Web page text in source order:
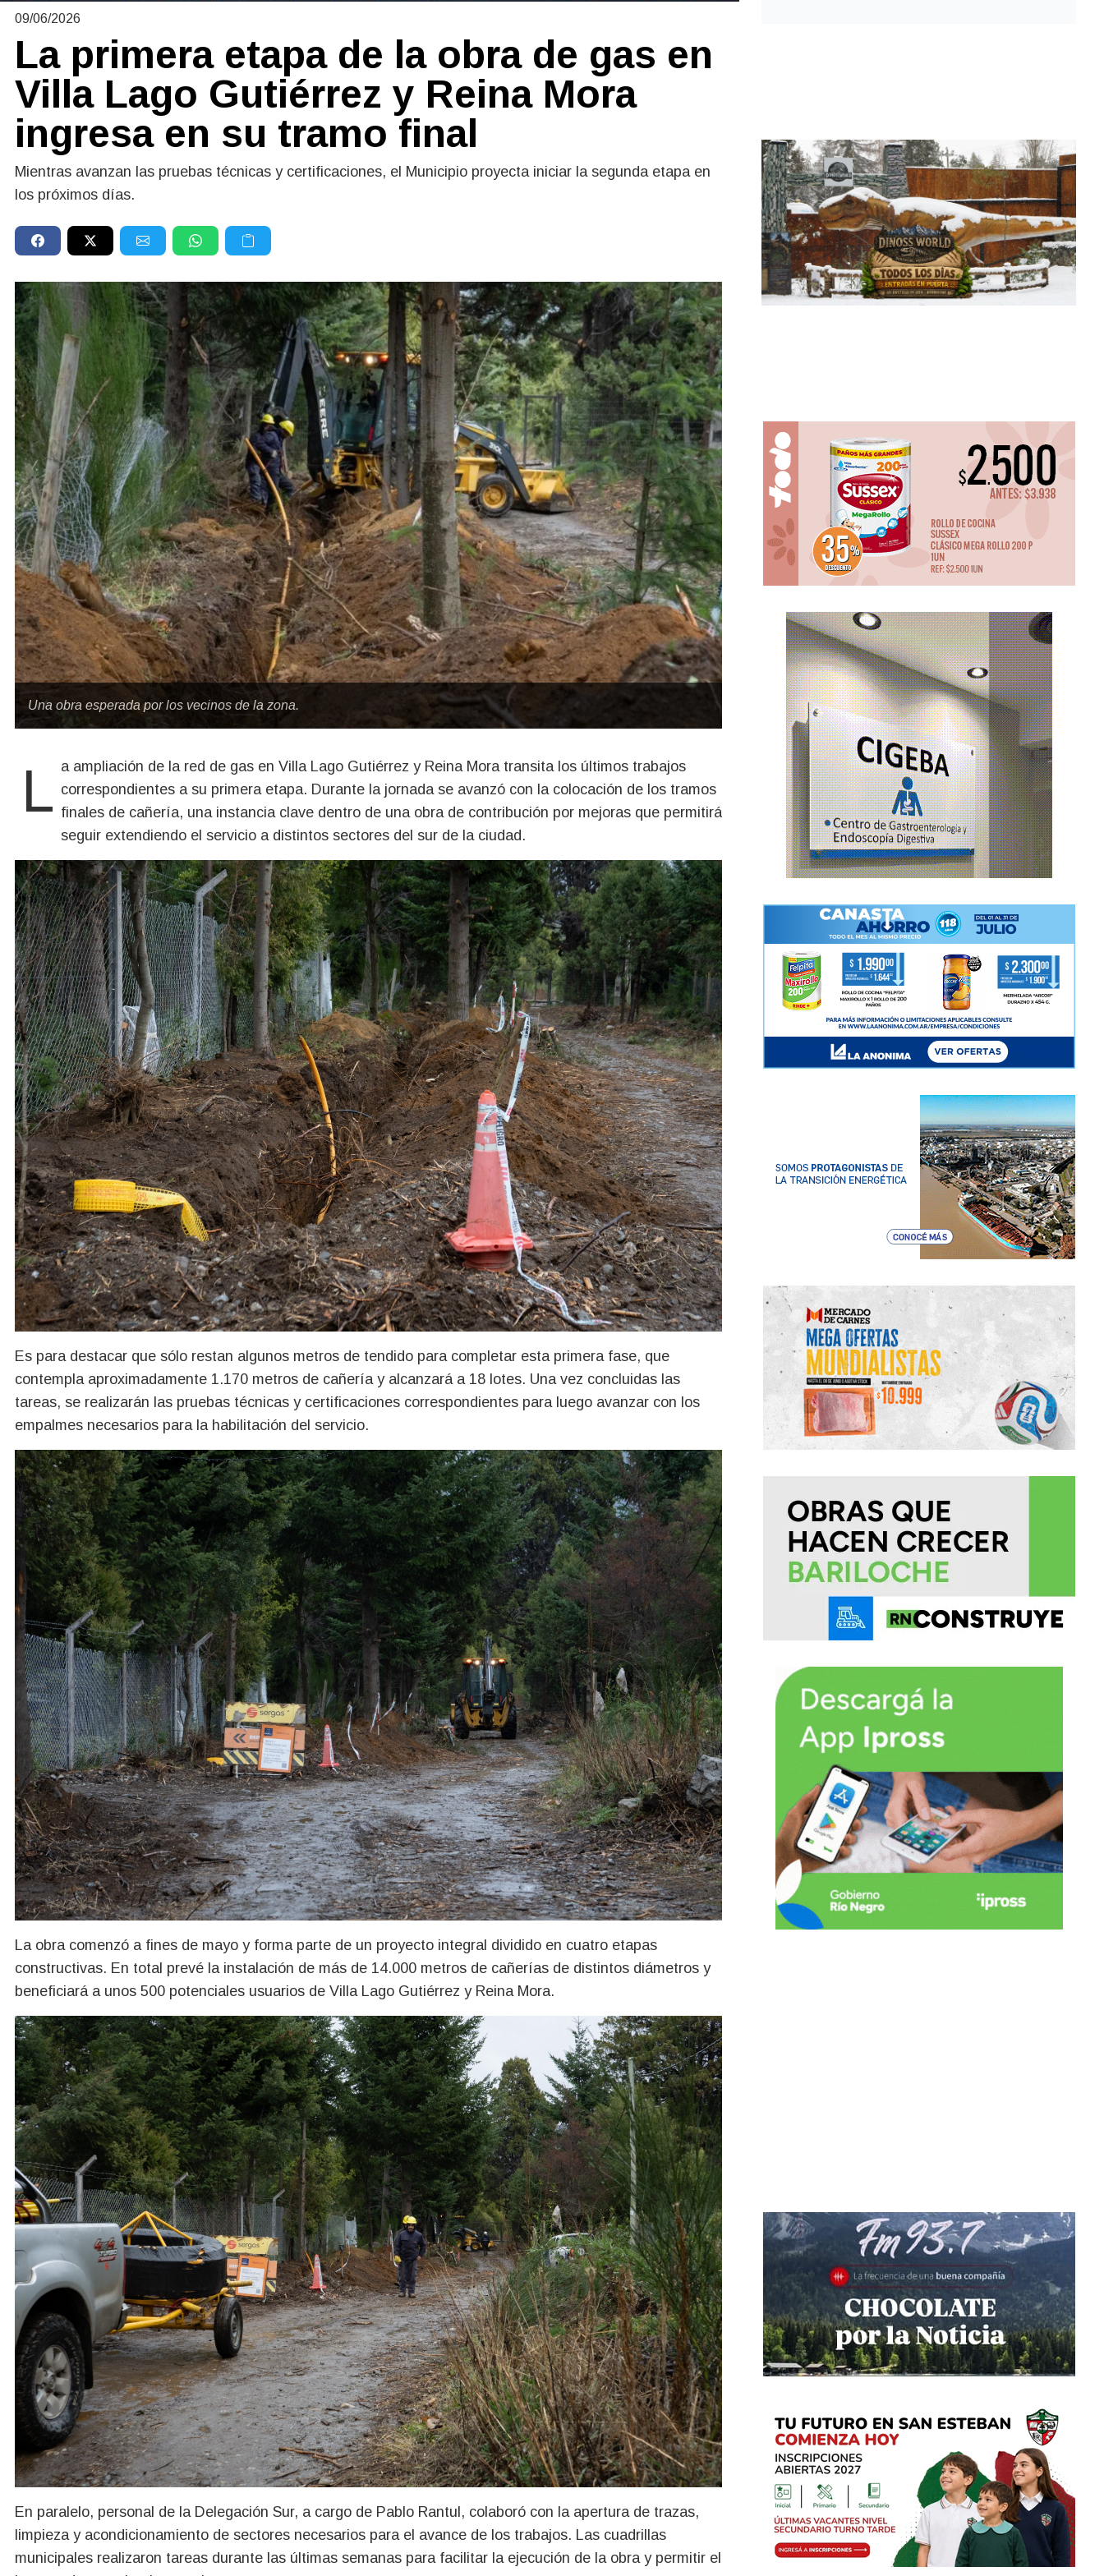
09/06/2026
La primera etapa de la obra de gas en
Villa Lago Gutiérrez y Reina Mora
ingresa en su tramo final
Mientras avanzan las pruebas técnicas y certificaciones, el Municipio proyecta iniciar la segunda etapa en
los próximos días.
Una obra esperada por los vecinos de la zona.
La ampliación de la red de gas en Villa Lago Gutiérrez y Reina Mora transita los últimos trabajos correspondientes a su primera etapa. Durante la jornada se avanzó con la colocación de los tramos
finales de cañería, una instancia clave dentro de una obra de contribución por mejoras que permitirá
seguir extendiendo el servicio a distintos sectores del sur de la ciudad.
Es para destacar que sólo restan algunos metros de tendido para completar esta primera fase, que
contempla aproximadamente 1.170 metros de cañería y alcanzará a 18 lotes. Una vez concluidas las
tareas, se realizarán las pruebas técnicas y certificaciones correspondientes para luego avanzar con los
empalmes necesarios para la habilitación del servicio.
La obra comenzó a fines de mayo y forma parte de un proyecto integral dividido en cuatro etapas
constructivas. En total prevé la instalación de más de 14.000 metros de cañerías de distintos diámetros y
beneficiará a unos 500 potenciales usuarios de Villa Lago Gutiérrez y Reina Mora.
En paralelo, personal de la Delegación Sur, a cargo de Pablo Rantul, colaboró con la apertura de trazas,
limpieza y acondicionamiento de sectores necesarios para el avance de los trabajos. Las cuadrillas
municipales realizaron tareas durante las últimas semanas para facilitar la ejecución de la obra y permitir el